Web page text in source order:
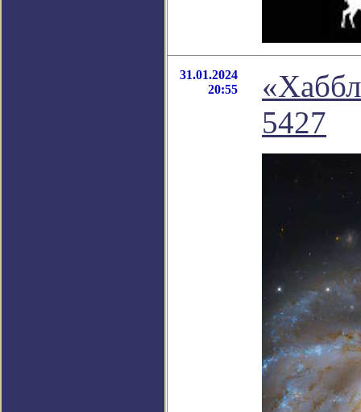
31.01.2024
20:55
5427